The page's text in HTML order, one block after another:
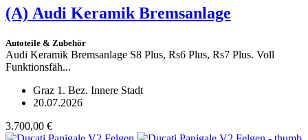
(A) Audi Keramik Bremsanlage
Autoteile & Zubehör
Audi Keramik Bremsanlage S8 Plus, Rs6 Plus, Rs7 Plus. Voll
Funktionsfäh...
Graz 1. Bez. Innere Stadt
20.07.2026
3.700,00 €